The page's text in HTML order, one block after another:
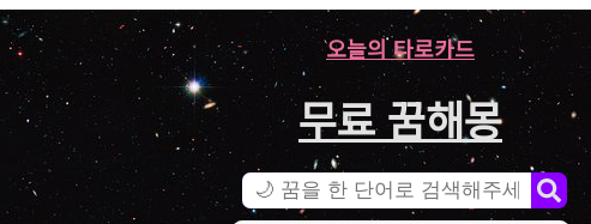
오늘의 타로카드
무료 꿈해몽